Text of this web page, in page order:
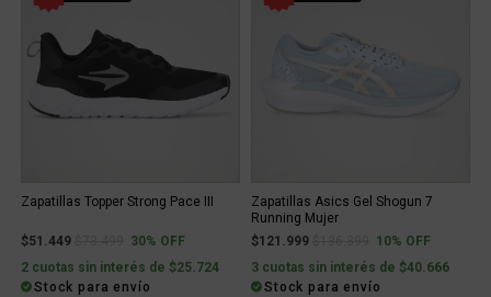
Zapatillas Topper Strong Pace III
$51.449 Price reduced from
to30% OFF
2 cuotas sin interés de $25.724
Stock para envío
Zapatillas Asics Gel Shogun 7
Running Mujer
$121.999
Price reduced from
to10% OFF
3 cuotas sin interés de $40.666
Stock para envío